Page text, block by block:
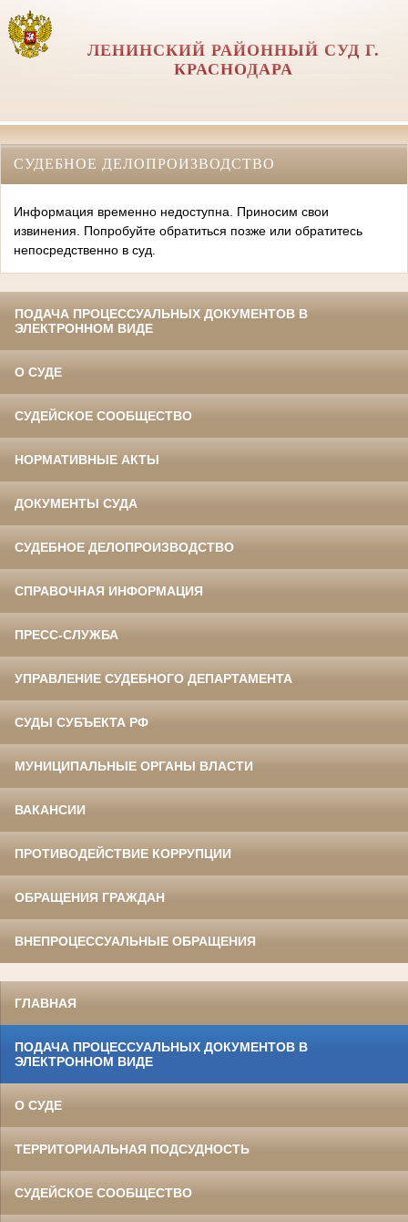
ЛЕНИНСКИЙ РАЙОННЫЙ СУД Г.
КРАСНОДАРА
СУДЕБНОЕ ДЕЛОПРОИЗВОДСТВО
Информация временно недоступна. Приносим свои
извинения. Попробуйте обратиться позже или обратитесь
непосредственно в суд.
ПОДАЧА ПРОЦЕССУАЛЬНЫХ ДОКУМЕНТОВ В
ЭЛЕКТРОННОМ ВИДЕ
О СУДЕ
СУДЕЙСКОЕ СООБЩЕСТВО
НОРМАТИВНЫЕ АКТЫ
ДОКУМЕНТЫ СУДА
СУДЕБНОЕ ДЕЛОПРОИЗВОДСТВО
СПРАВОЧНАЯ ИНФОРМАЦИЯ
ПРЕСС-СЛУЖБА
УПРАВЛЕНИЕ СУДЕБНОГО ДЕПАРТАМЕНТА
СУДЫ СУБЪЕКТА РФ
МУНИЦИПАЛЬНЫЕ ОРГАНЫ ВЛАСТИ
ВАКАНСИИ
ПРОТИВОДЕЙСТВИЕ КОРРУПЦИИ
ОБРАЩЕНИЯ ГРАЖДАН
ВНЕПРОЦЕССУАЛЬНЫЕ ОБРАЩЕНИЯ
ГЛАВНАЯ
ПОДАЧА ПРОЦЕССУАЛЬНЫХ ДОКУМЕНТОВ В
ЭЛЕКТРОННОМ ВИДЕ
О СУДЕ
ТЕРРИТОРИАЛЬНАЯ ПОДСУДНОСТЬ
СУДЕЙСКОЕ СООБЩЕСТВО